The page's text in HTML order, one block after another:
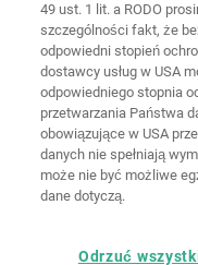
Ogólne
warunki
handlowe
49 ust. 1 lit. a RODO
szczególności fakt, że
odpowiedni stopień
dostawcy usług w USA
odpowiedniego stopnia
przetwarzania Państwa
obowiązujące w USA
danych nie spełniają
może nie być możliwe
dane dotyczą.
Odrzuć